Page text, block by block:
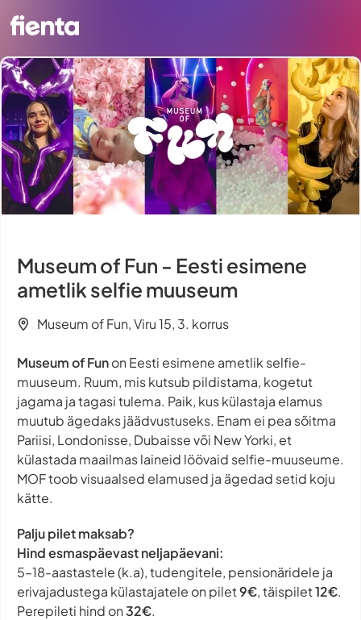
Museum of Fun - Eesti esimene
ametlik selfie muuseum
Museum of Fun, Viru 15, 3. korrus
Museum of Funon Eesti esimene ametlik selfie-
muuseum. Ruum, mis kutsub pildistama, kogetut
jagama ja tagasi tulema. Paik, kus külastaja elamus
muutub ägedaks jäädvustuseks. Enam ei pea sõitma
Pariisi, Londonisse, Dubaisse või New Yorki, et
külastada maailmas laineid löövaid selfie-muuseume.
MOF toob visuaalsed elamused ja ägedad setid koju
kätte.
Palju pilet maksab?
Hind esmaspäevast neljapäevani:
5–18-aastastele (k.a), tudengitele, pensionäridele ja
erivajadustega külastajatele on pilet9€, täispilet12€.
Perepileti hind on32€.